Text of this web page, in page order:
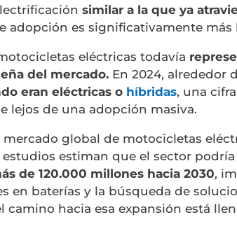
similar a la que ya
adopción es significativamente más
eléctricas todavía
del mercado. En 2024, alrededor
eran eléctricas o híbridas, una
lejos de una adopción masiva.
global de motocicletas
estudios estiman que el sector
de 120.000 millones hacia 2030,
en baterías y la búsqueda de
camino hacia esa expansión está